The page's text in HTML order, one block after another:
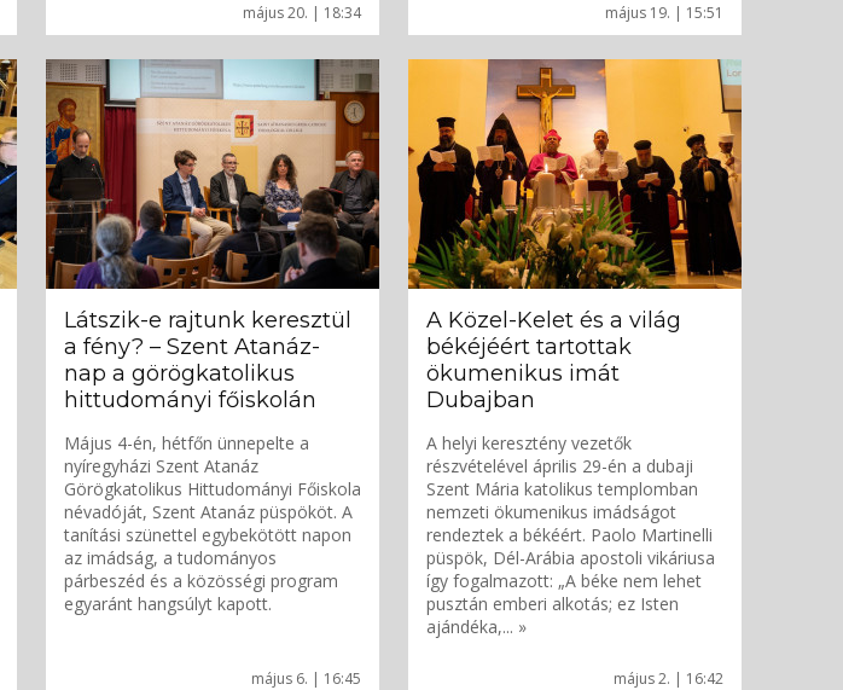
május 20. | 18:34 május 19. | 15:51
május 6. | 16:45
Látszik-e rajtunk keresztül
a fény? – Szent Atanáz-
nap a görögkatolikus
hittudományi főiskolán
Május 4-én, hétfőn ünnepelte a
nyíregyházi Szent Atanáz
Görögkatolikus Hittudományi Főiskola
névadóját, Szent Atanáz püspököt. A
tanítási szünettel egybekötött napon
az imádság, a tudományos
párbeszéd és a közösségi program
egyaránt hangsúlyt kapott.
május 2. | 16:42
A Közel-Kelet és a világ
békéjéért tartottak
ökumenikus imát
Dubajban
A helyi keresztény vezetők
részvételével április 29-én a dubaji
Szent Mária katolikus templomban
nemzeti ökumenikus imádságot
rendeztek a békéért. Paolo Martinelli
püspök, Dél-Arábia apostoli vikáriusa
így fogalmazott: „A béke nem lehet
pusztán emberi alkotás; ez Isten
ajándéka,... »